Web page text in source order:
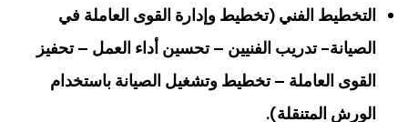
التخطيط الفني (تخطيط وإدارة القوى العاملة في
الصيانة- تدريب الفنيين – تحسين أداء العمل – تحفيز
القوى العاملة – تخطيط وتشغيل الصيانة باستخدام
الورش المتنقلة).